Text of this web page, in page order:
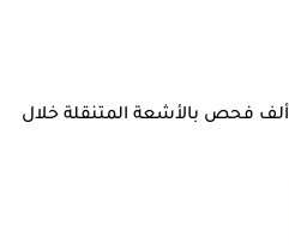
وزارة الصحة: أكثر من 14 ألف فحص بالأشعة المتنقلة خلال